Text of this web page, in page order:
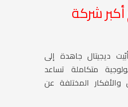
شركة
ديجيتال جاهدة إلى
متكاملة تساعد
والأفكار المختلفة عن